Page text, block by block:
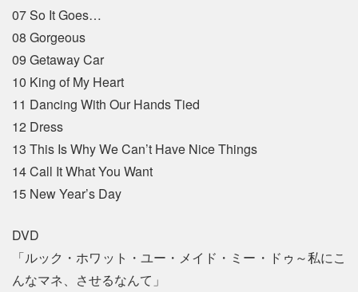
07 So It Goes…
08 Gorgeous
09 Getaway Car
10 King of My Heart
11 Dancing With Our Hands Tied
12 Dress
13 This Is Why We Can’t Have Nice Things
14 Call It What You Want
15 New Year’s Day
DVD
「ルック・ホワット・ユー・メイド・ミー・ドゥ～私にこ
んなマネ、させるなんて」